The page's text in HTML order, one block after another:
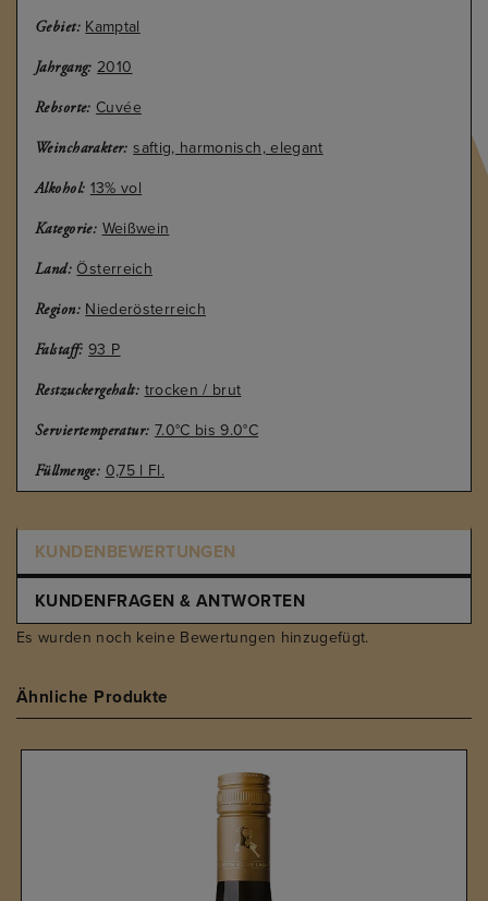
Gebiet: Kamptal
Jahrgang: 2010
Rebsorte: Cuvée
Weincharakter: saftig, harmonisch, elegant
Alkohol: 13% vol
Kategorie: Weißwein
Land: Österreich
Region: Niederösterreich
Falstaff: 93 P
Restzuckergehalt: trocken / brut
Serviertemperatur: 7.0°C bis 9.0°C
Füllmenge: 0,75 l Fl.
KUNDENBEWERTUNGEN
KUNDENFRAGEN & ANTWORTEN
Es wurden noch keine Bewertungen hinzugefügt.
Ähnliche Produkte